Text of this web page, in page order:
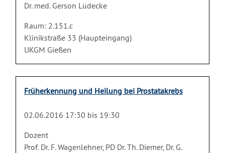
Dr. med. Gerson Lüdecke
Raum: 2.151.c
Klinikstraße 33 (Haupteingang)
UKGM Gießen
Früherkennung und Heilung bei Prostatakrebs
02.06.2016 17:30 bis 19:30
Dozent
Prof. Dr. F. Wagenlehner, PD Dr. Th. Diemer, Dr. G.